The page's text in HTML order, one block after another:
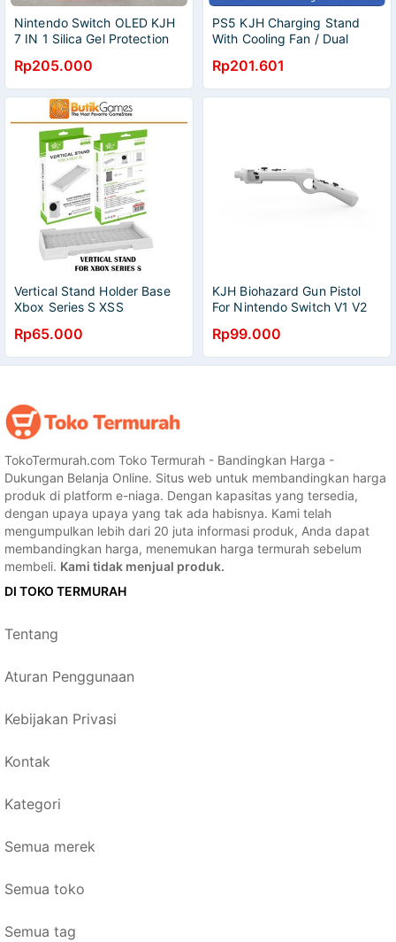
Nintendo Switch OLED KJH
7 IN 1 Silica Gel Protection
Rp205.000
PS5 KJH Charging Stand
With Cooling Fan / Dual
Rp201.601
Vertical Stand Holder Base
Xbox Series S XSS
Rp65.000
KJH Biohazard Gun Pistol
For Nintendo Switch V1 V2
Rp99.000
TokoTermurah.com Toko Termurah - Bandingkan Harga -
Dukungan Belanja Online. Situs web untuk membandingkan harga
produk di platform e-niaga. Dengan kapasitas yang tersedia,
dengan upaya upaya yang tak ada habisnya. Kami telah
mengumpulkan lebih dari 20 juta informasi produk, Anda dapat
membandingkan harga, menemukan harga termurah sebelum
membeli. Kami tidak menjual produk.
DI TOKO TERMURAH
Tentang
Aturan Penggunaan
Kebijakan Privasi
Kontak
Kategori
Semua merek
Semua toko
Semua tag